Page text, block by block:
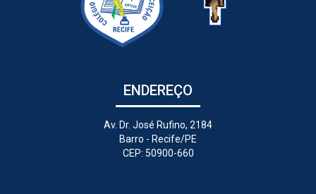
ENDEREÇO
Av. Dr. José Rufino, 2184
Barro - Recife/PE
CEP: 50900-660